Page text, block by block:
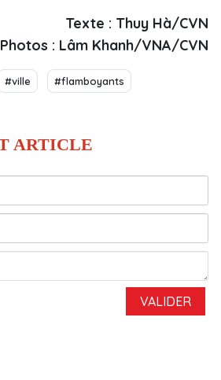
Texte : Thuy Hà/CVN
Photos : Lâm Khanh/VNA/CVN
#ville #flamboyants